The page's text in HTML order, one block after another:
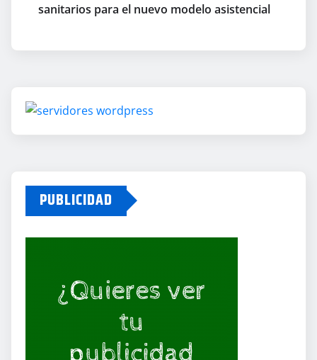
sanitarios para el nuevo modelo asistencial
PUBLICIDAD